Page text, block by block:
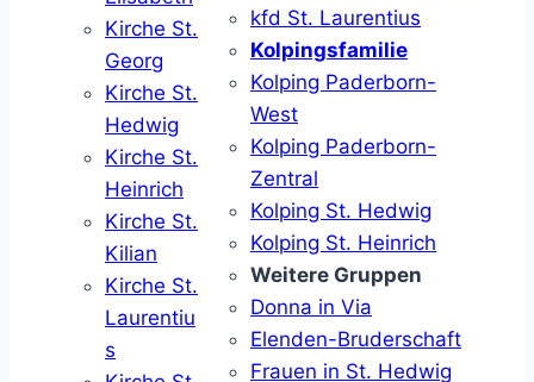
Kirche St.
Georg
Kirche St.
Hedwig
Kirche St.
Heinrich
Kirche St.
Kilian
Kirche St.
Laurentiu
s
kfd St. Laurentius
Kolpingsfamilie
Kolping Paderborn-
West
Kolping Paderborn-
Zentral
Kolping St. Hedwig
Kolping St. Heinrich
Weitere Gruppen
Donna in Via
Elenden-Bruderschaft
Frauen in St. Hedwig